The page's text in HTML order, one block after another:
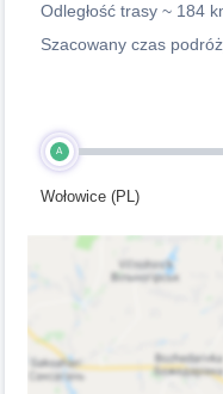
Odległość trasy ~ 184
Szacowany czas
A
Wołowice (PL)